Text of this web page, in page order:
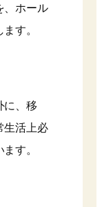
、ホール
す。
に、移
生活上必
す。